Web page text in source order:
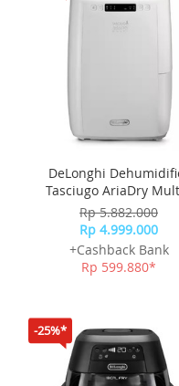
DeLonghi
Tasciugo AriaDry
White
Rp 5.882.000
Rp 4.999.000
+Cashback Bank
Rp 599.880*
-25%*